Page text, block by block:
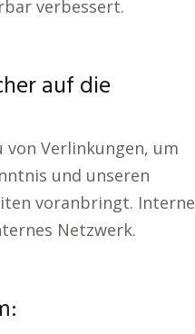
verbessert.
auf die
Verlinkungen, um
und unseren
voranbringt. Interne
Netzwerk.